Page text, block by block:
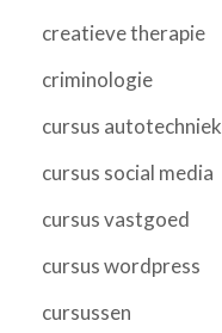
creatieve therapie
criminologie
cursus autotechniek
cursus social media
cursus vastgoed
cursus wordpress
cursussen